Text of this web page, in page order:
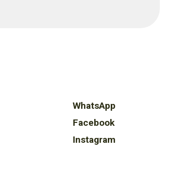
WhatsApp
Facebook
Instagram